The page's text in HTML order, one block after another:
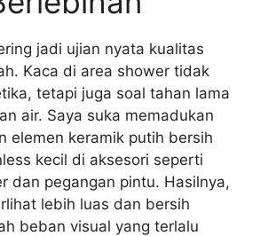
jadi ujian nyata kualitas
Kaca di area shower tidak
tetapi juga soal tahan lama
air. Saya suka memadukan
elemen keramik putih bersih
kecil di aksesori seperti
dan pegangan pintu. Hasilnya,
lebih luas dan bersih
beban visual yang terlalu